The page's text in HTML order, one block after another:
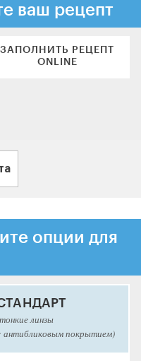
ваш рецепт
ЗАПОЛНИТЬ РЕЦЕПТ
ONLINE
опции для
линзы
антибликовым покрытием)